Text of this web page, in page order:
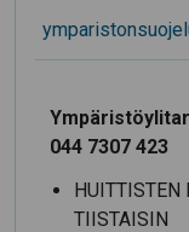
044 7307 423
HUITTISTEN
TIISTAISIN